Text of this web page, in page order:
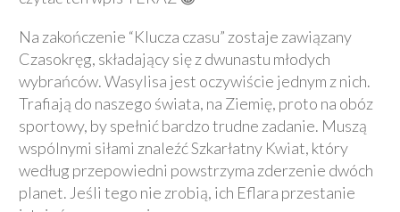
Na zakończenie “Klucza czasu” zostaje zawiązany
Czasokręg, składający się z dwunastu młodych
wybrańców. Wasylisa jest oczywiście jednym z nich.
Trafiają do naszego świata, na Ziemię, proto na obóz
sportowy, by spełnić bardzo trudne zadanie. Muszą
wspólnymi siłami znaleźć Szkarłatny Kwiat, który
według przepowiedni powstrzyma zderzenie dwóch
planet. Jeśli tego nie zrobią, ich Eflara przestanie